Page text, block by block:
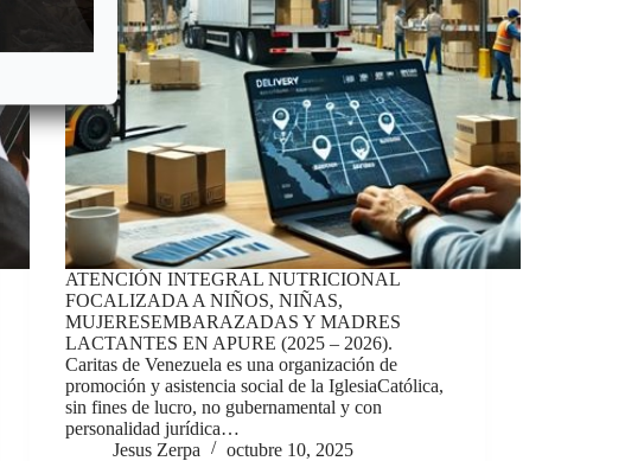
ATENCIÓN INTEGRAL NUTRICIONAL
FOCALIZADA A NIÑOS, NIÑAS,
MUJERESEMBARAZADAS Y MADRES
LACTANTES EN APURE (2025 – 2026).
Caritas de Venezuela es una organización de
promoción y asistencia social de la IglesiaCatólica,
sin fines de lucro, no gubernamental y con
personalidad jurídica…
Jesus Zerpa
octubre 10, 2025